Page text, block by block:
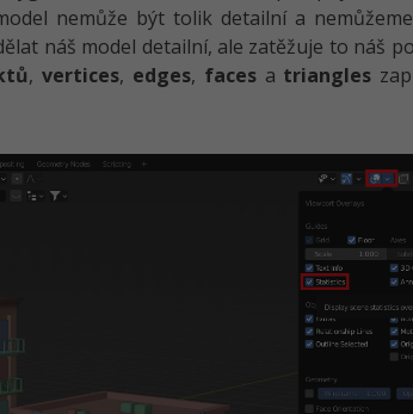
nemůže být tolik detailní a
náš model detailní, ale zatěžuje to náš
,vertices, edges, facesa triangles